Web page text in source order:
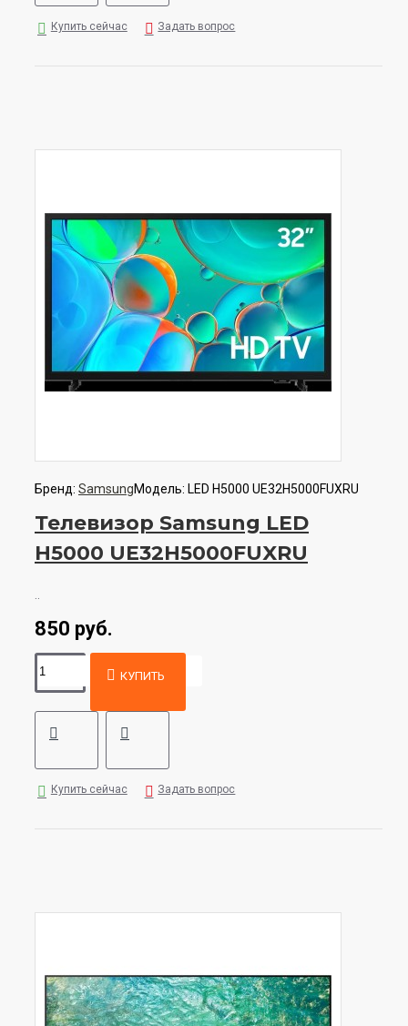
Купить сейчас Задать вопрос
Бренд: SamsungМодель: LED H5000 UE32H5000FUXRU
Телевизор Samsung LED
H5000 UE32H5000FUXRU
850 руб.
КУПИТЬ
Купить сейчас Задать вопрос